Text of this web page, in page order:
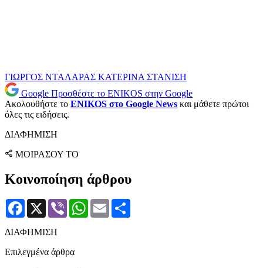
ΓΙΩΡΓΟΣ ΝΤΑΛΑΡΑΣ ΚΑΤΕΡΙΝΑ ΣΤΑΝΙΣΗ
Google Προσθέστε το ENIKOS στην Google
Ακολουθήστε το ENIKOS στο Google News και μάθετε πρώτοι
όλες τις ειδήσεις.
ΔΙΑΦΗΜΙΣΗ
ΜΟΙΡΑΣΟΥ ΤΟ
Κοινοποίηση άρθρου
Facebook
X Viber WhatsApp
Email
ΔΙΑΦΗΜΙΣΗ
Επιλεγμένα άρθρα